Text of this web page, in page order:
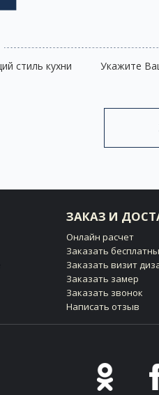
стиль кухни
Укажите
ЗАКАЗ И
Онлайн расчет
Заказать
Заказать визит
Заказать замер
Заказать звонок
Написать отзыв